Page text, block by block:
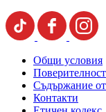
Общи условия
Поверителност
Съдържание
Контакти